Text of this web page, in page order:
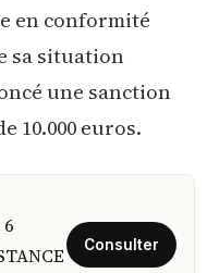
en conformité
sa situation
une sanction
10.000 euros.